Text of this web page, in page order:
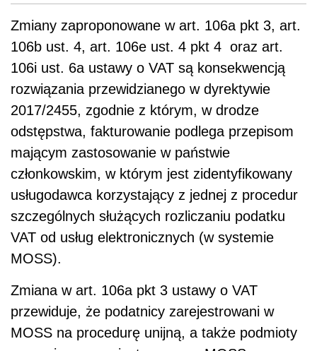
Zmiany zaproponowane w art. 106a pkt 3, art.
106b ust. 4, art. 106e ust. 4 pkt 4 oraz art.
106i ust. 6a ustawy o VAT są konsekwencją
rozwiązania przewidzianego w dyrektywie
2017/2455, zgodnie z którym, w drodze
odstępstwa, fakturowanie podlega przepisom
mającym zastosowanie w państwie
członkowskim, w którym jest zidentyfikowany
usługodawca korzystający z jednej z procedur
szczególnych służących rozliczaniu podatku
VAT od usług elektronicznych (w systemie
MOSS).
Zmiana w art. 106a pkt 3 ustawy o VAT
przewiduje, że podatnicy zarejestrowani w
MOSS na procedurę unijną, a także podmioty